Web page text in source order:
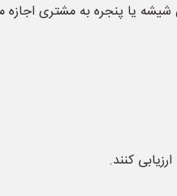
یا پنجره به مشتری اجازه
کنند.